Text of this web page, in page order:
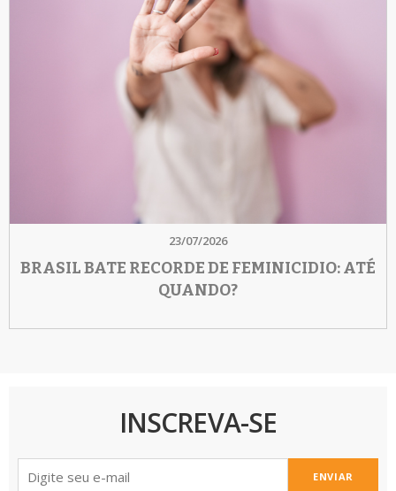
23/07/2026
BRASIL BATE RECORDE DE FEMINICIDIO: ATÉ
QUANDO?
INSCREVA-SE
ENVIAR